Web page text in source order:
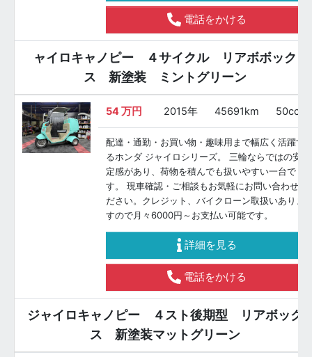
電話をかける
ャイロキャノピー ４サイクル リアボボック
ス 新塗装 ミントグリーン
54万円 2015年 45691km 50cc
配達・通勤・お買い物・趣味用まで幅広く活躍す
るホンダ ジャイロシリーズ。 三輪ならではの安
定感があり、荷物を積んでも扱いやすい一台で
す。 現車確認・ご相談もお気軽にお問い合わせく
ださい。クレジット、バイクローン取扱いありま
すので月々6000円～お支払い可能です。
詳細を見る
電話をかける
ジャイロキャノピー ４スト後期型 リアボック
ス 新塗装マットグリーン